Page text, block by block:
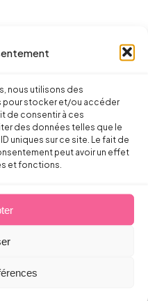
nous utilisons des
stocker et/ou accéder
de consentir à ces
des données telles que le
uniques sur ce site. Le fait de
peut avoir un effet
et fonctions.
-
entreprises -